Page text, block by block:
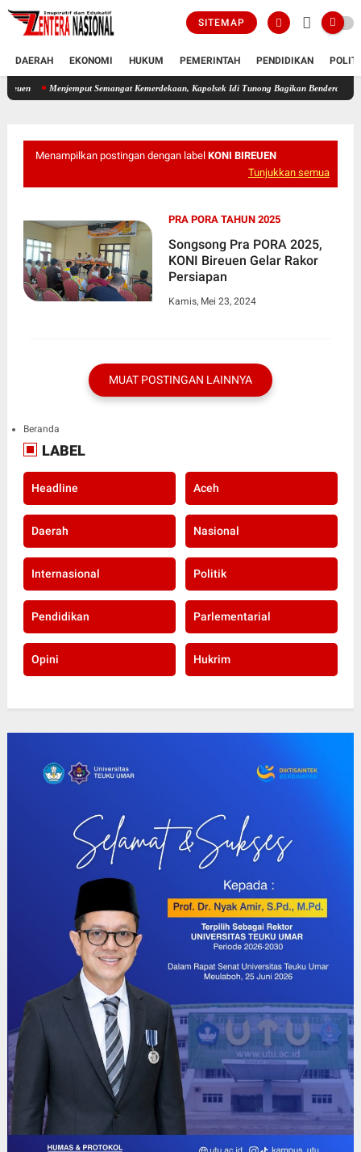
SITEMAP
DAERAH EKONOMI HUKUM PEMERINTAH PENDIDIKAN
Kota Juang Melaju ke Putaran Kedua Voli Piala Dandim Cup 0111/Bireuen
Menampilkan postingan dengan label KONI BIREUEN
Tunjukkan semua
PRA PORA TAHUN 2025
Songsong Pra PORA 2025,
KONI Bireuen Gelar Rakor
Persiapan
Kamis, Mei 23, 2024
MUAT POSTINGAN LAINNYA
Beranda
LABEL
Headline Aceh
Daerah Nasional
Internasional Politik
Pendidikan Parlementarial
Opini Hukrim